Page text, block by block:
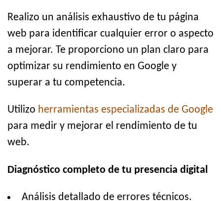
Realizo un análisis exhaustivo de tu página
web para identificar cualquier error o aspecto
a mejorar. Te proporciono un plan claro para
optimizar su rendimiento en Google y
superar a tu competencia.
Utilizo herramientas especializadas de Google
para medir y mejorar el rendimiento de tu
web.
Diagnóstico completo de tu presencia digital
Análisis detallado de errores técnicos.